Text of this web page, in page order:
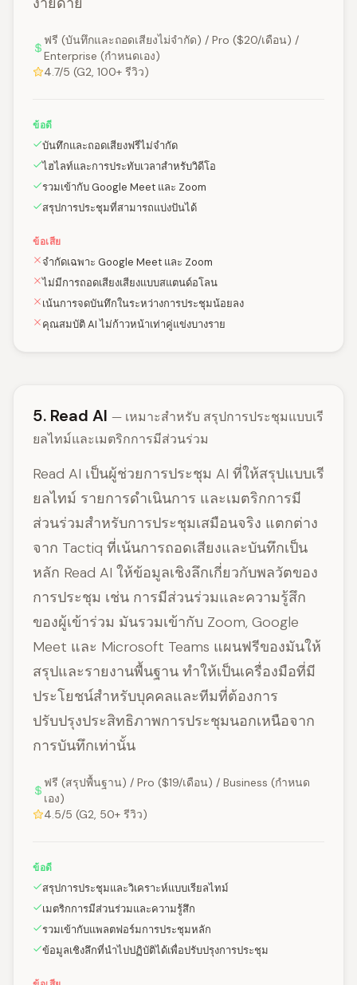
ฟรี (บันทึกและถอดเสียงไม่จำกัด) / Pro ($20/เดือน) /
Enterprise (กำหนดเอง)
4.7/5 (G2, 100+ รีวิว)
ข้อดี
บันทึกและถอดเสียงฟรีไม่จำกัด
ไฮไลท์และการประทับเวลาสำหรับวิดีโอ
รวมเข้ากับ Google Meet และ Zoom
สรุปการประชุมที่สามารถแบ่งปันได้
ข้อเสีย
จำกัดเฉพาะ Google Meet และ Zoom
ไม่มีการถอดเสียงเสียงแบบสแตนด์อโลน
เน้นการจดบันทึกในระหว่างการประชุมน้อยลง
คุณสมบัติ AI ไม่ก้าวหน้าเท่าคู่แข่งบางราย
5. Read AI — เหมาะสำหรับ สรุปการประชุมแบบเรี
ยลไทม์และเมตริกการมีส่วนร่วม
Read AI เป็นผู้ช่วยการประชุม AI ที่ให้สรุปแบบเรี
ยลไทม์ รายการดำเนินการ และเมตริกการมี
ส่วนร่วมสำหรับการประชุมเสมือนจริง แตกต่าง
จาก Tactiq ที่เน้นการถอดเสียงและบันทึกเป็น
หลัก Read AI ให้ข้อมูลเชิงลึกเกี่ยวกับพลวัตของ
การประชุม เช่น การมีส่วนร่วมและความรู้สึก
ของผู้เข้าร่วม มันรวมเข้ากับ Zoom, Google
Meet และ Microsoft Teams แผนฟรีของมันให้
สรุปและรายงานพื้นฐาน ทำให้เป็นเครื่องมือที่มี
ประโยชน์สำหรับบุคคลและทีมที่ต้องการ
ปรับปรุงประสิทธิภาพการประชุมนอกเหนือจาก
การบันทึกเท่านั้น
ฟรี (สรุปพื้นฐาน) / Pro ($19/เดือน) / Business (กำหนด
เอง)
4.5/5 (G2, 50+ รีวิว)
ข้อดี
สรุปการประชุมและวิเคราะห์แบบเรียลไทม์
เมตริกการมีส่วนร่วมและความรู้สึก
รวมเข้ากับแพลตฟอร์มการประชุมหลัก
ข้อมูลเชิงลึกที่นำไปปฏิบัติได้เพื่อปรับปรุงการประชุม